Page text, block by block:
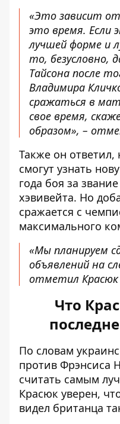
«Это зависит
это время. Если
лучшей форме и
то, безусловно,
Тайсона после
Владимира
сражаться в
свое время,
образом», –
Также он
смогут узнать
года боя за
хэвивейта. Но
сражается с
максимального
«Мы планируем
объявлений на
отметил Красюк
Что
По словам
против Фрэнсиса
считать самым
Красюк уверен,
видел британца